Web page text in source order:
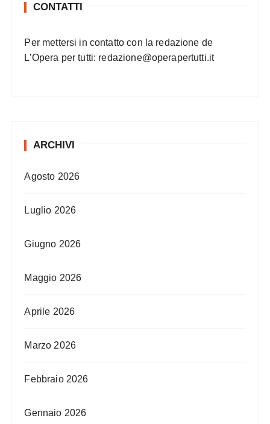
CONTATTI
Per mettersi in contatto con la redazione de
L’Opera per tutti: redazione@operapertutti.it
ARCHIVI
Agosto 2026
Luglio 2026
Giugno 2026
Maggio 2026
Aprile 2026
Marzo 2026
Febbraio 2026
Gennaio 2026